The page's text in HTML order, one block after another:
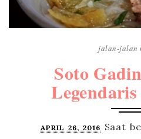
jalan-jalan
Soto
APRIL 26, 2016